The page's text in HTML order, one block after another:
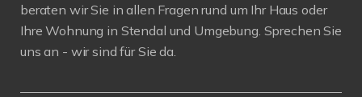
beraten wir Sie in allen Fragen rund um Ihr Haus oder
Ihre Wohnung in Stendal und Umgebung. Sprechen Sie
uns an - wir sind für Sie da.